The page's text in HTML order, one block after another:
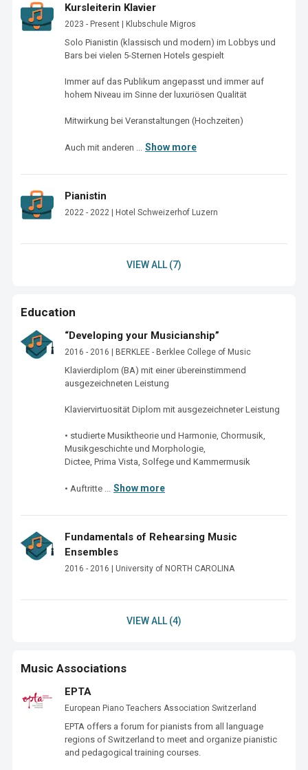
Kursleiterin Klavier
2023 - Present | Klubschule Migros
Solo Pianistin (klassisch und modern) im Lobbys und
Bars bei vielen 5-Sternen Hotels gespielt
Immer auf das Publikum angepasst und immer auf
hohem Niveau im Sinne der luxuriösen Qualität
Mitwirkung bei Veranstaltungen (Hochzeiten)
Auch mit anderen ... Show more
Pianistin
2022 - 2022 | Hotel Schweizerhof Luzern
VIEW ALL (7)
Education
“Developing your Musicianship”
2016 - 2016 | BERKLEE - Berklee College of Music
Klavierdiplom (BA) mit einer übereinstimmend
ausgezeichneten Leistung
Klaviervirtuosität Diplom mit ausgezeichneter Leistung
• studierte Musiktheorie und Harmonie, Chormusik,
Musikgeschichte und Morphologie,
Dictee, Prima Vista, Solfege und Kammermusik
• Auftritte ... Show more
Fundamentals of Rehearsing Music
Ensembles
2016 - 2016 | University of NORTH CAROLINA
VIEW ALL (4)
Music Associations
EPTA
European Piano Teachers Association Switzerland
EPTA offers a forum for pianists from all language
regions of Switzerland to meet and organize pianistic
and pedagogical training courses.